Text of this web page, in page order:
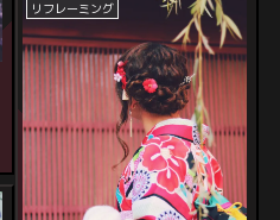
リフレーミング